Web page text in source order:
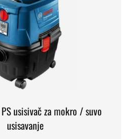
usisivač za mokro / suvo
usisavanje